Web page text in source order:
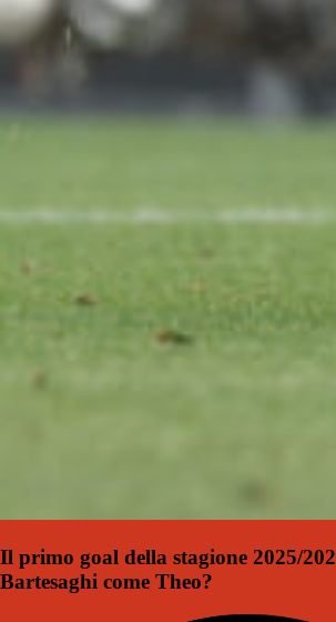
Il primo goal della stagione 2025/
Bartesaghi come Theo?